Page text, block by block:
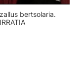
bertsolaria.